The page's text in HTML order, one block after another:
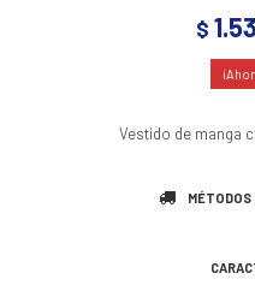
$
Vestido de manga
MÉTODOS